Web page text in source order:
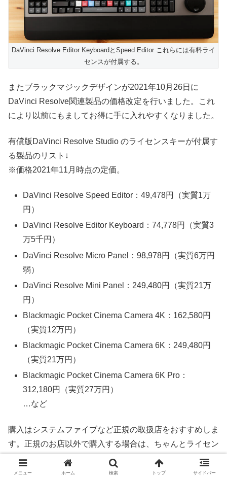
DaVinci Resolve Editor KeyboardとSpeed Editor これらには有料ライ
センスが付属する。
またブラックマジックデザインが2021年10月26日に
DaVinci Resolve関連製品の価格改定を行いました。これ
により以前にもましてお得に手に入れやすくなりました。
有償版DaVinci Resolve Studio のライセンスキーが付属す
る製品のリスト↓
※価格2021年11月時点の定価。
DaVinci Resolve Speed Editor：49,478円（実質1万
円）
DaVinci Resolve Editor Keyboard：74,778円（実質3
万5千円）
DaVinci Resolve Micro Panel：98,978円（実質6万円
弱）
DaVinci Resolve Mini Panel：249,480円（実質21万
円）
Blackmagic Pocket Cinema Camera 4K：162,580円
（実質12万円）
Blackmagic Pocket Cinema Camera 6K：249,480円
（実質21万円）
Blackmagic Pocket Cinema Camera 6K Pro：
312,180円（実質27万円）
…など
購入はシステムファイブなど正規の取扱店をおすすめしま
す。正規のお店以外で購入する場合は、ちゃんとライセン
スが付属するかよく確認してください。
メニュー ホーム 検索 トップ サイドバー